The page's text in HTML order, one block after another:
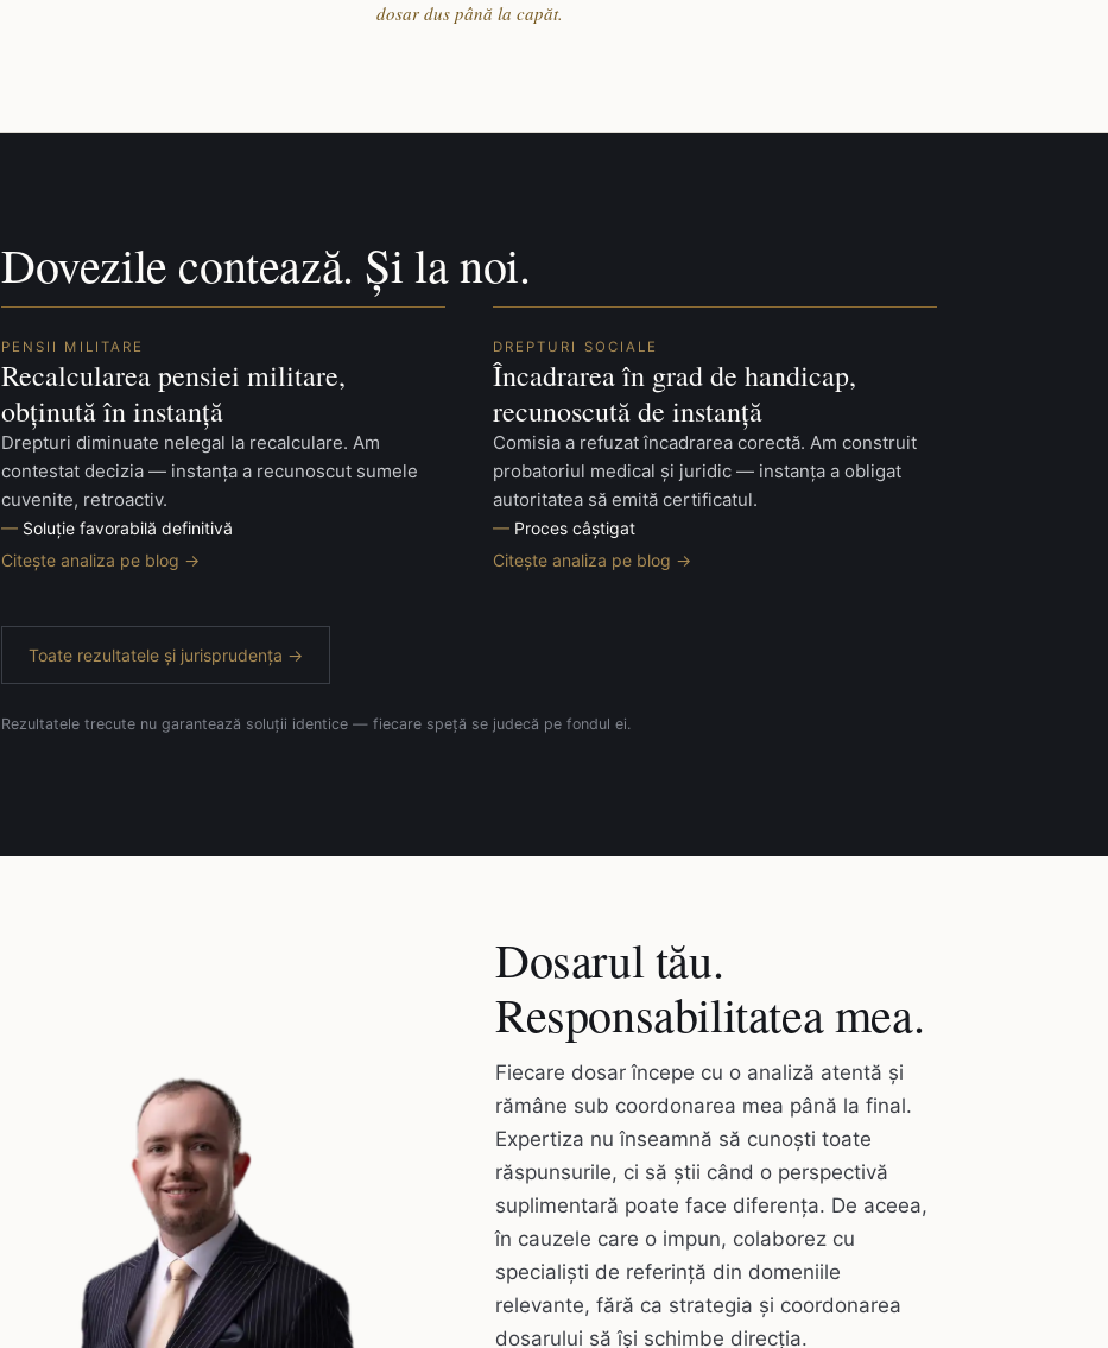
dosar dus până la capăt.
Dovezile contează. Și la noi.
PENSII MILITARE
Recalcularea pensiei militare,
obținută în instanță
Drepturi diminuate nelegal la recalculare. Am
contestat decizia — instanța a recunoscut sumele
cuvenite, retroactiv.
Soluție favorabilă definitivă
Citește analiza pe blog →
DREPTURI SOCIALE
Încadrarea în grad de handicap,
recunoscută de instanță
Comisia a refuzat încadrarea corectă. Am construit
probatoriul medical și juridic — instanța a obligat
autoritatea să emită certificatul.
Proces câștigat
Citește analiza pe blog →
Toate rezultatele și jurisprudența →
Rezultatele trecute nu garantează soluții identice — fiecare speță se judecă pe fondul ei.
Dosarul tău.
Responsabilitatea mea.
Fiecare dosar începe cu o analiză atentă și
rămâne sub coordonarea mea până la final.
Expertiza nu înseamnă să cunoști toate
răspunsurile, ci să știi când o perspectivă
suplimentară poate face diferența. De aceea,
în cauzele care o impun, colaborez cu
specialiști de referință din domeniile
relevante, fără ca strategia și coordonarea
dosarului să își schimbe direcția.